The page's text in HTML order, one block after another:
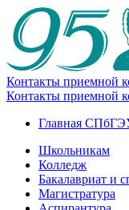
Контакты приемной
Контакты приемной
Главная
Школьникам
Колледж
Бакалавриат и
Магистратура